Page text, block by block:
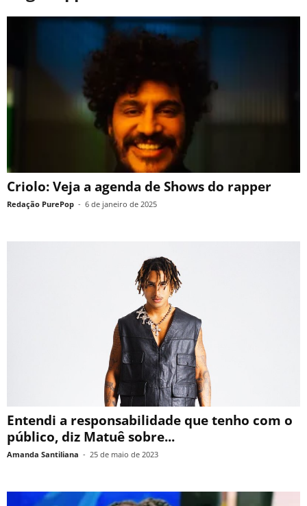
Criolo: Veja a agenda de Shows do rapper
Redação PurePop - 6 de janeiro de 2025
Entendi a responsabilidade que tenho com o
público, diz Matuê sobre...
Amanda Santiliana - 25 de maio de 2023